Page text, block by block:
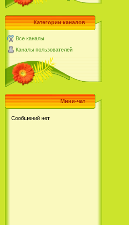
Категории каналов
Все каналы
Каналы пользователей
Мини-чат